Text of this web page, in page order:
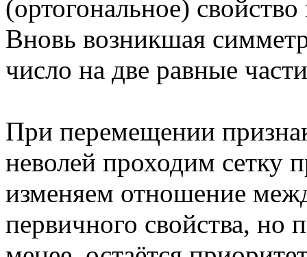
(ортогональное)
Вновь возникшая
число на две равные
При перемещении
неволей проходим сетку
изменяем отношение
первичного свойства, но